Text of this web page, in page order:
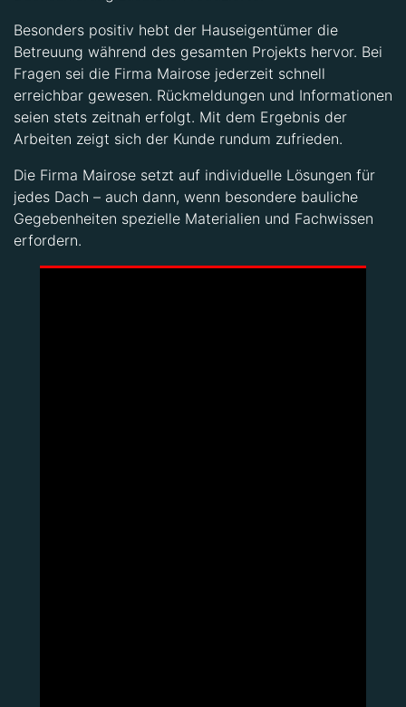
Besonders positiv hebt der Hauseigentümer die
Betreuung während des gesamten Projekts hervor. Bei
Fragen sei die Firma Mairose jederzeit schnell
erreichbar gewesen. Rückmeldungen und Informationen
seien stets zeitnah erfolgt. Mit dem Ergebnis der
Arbeiten zeigt sich der Kunde rundum zufrieden.
Die Firma Mairose setzt auf individuelle Lösungen für
jedes Dach – auch dann, wenn besondere bauliche
Gegebenheiten spezielle Materialien und Fachwissen
erfordern.